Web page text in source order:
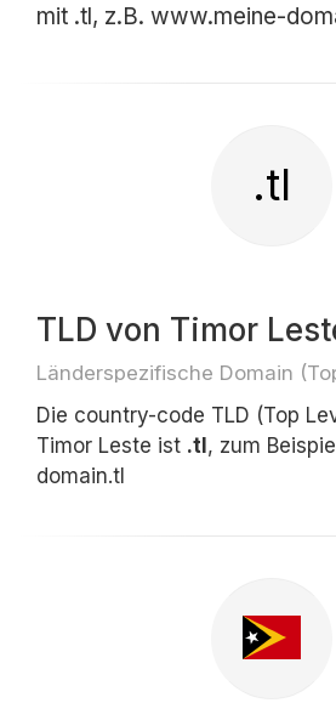
mit .tl, z.B. www.meine-
.tl
TLD von Timor
Länderspezifische Domain
Die country-code TLD (Top
Timor Leste ist .tl , zum
domain.tl